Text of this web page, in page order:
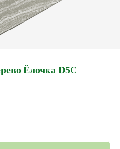
Ёлочка D5C